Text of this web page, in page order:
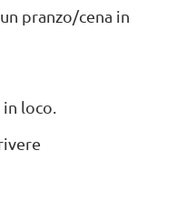
pranzo/cena in
loco.